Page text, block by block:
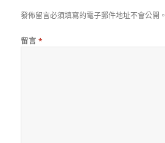
發佈留言必須填寫的電子郵件地址不會公開。
留言 *